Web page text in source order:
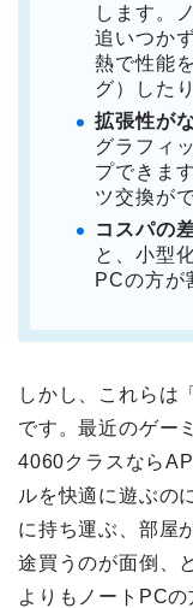
します。
追いつか
熱で性能
グ）した
拡張性が
グラフィ
プできま
ツ交換が
コスパの
と、小型
PCの方が
しかし、これらは
です。最近のゲー
4060クラスなら
ルを快適に遊ぶの
に持ち運ぶ、部屋
途買うのが面倒、
よりもノートPC